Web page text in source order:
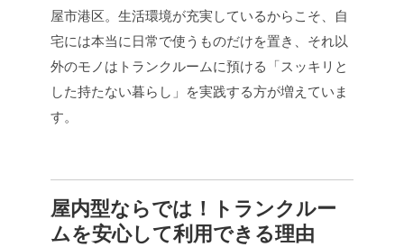
屋市港区。生活環境が充実しているからこそ、自
宅には本当に日常で使うものだけを置き、それ以
外のモノはトランクルームに預ける「スッキリと
した持たない暮らし」を実践する方が増えていま
す。
屋内型ならでは！トランクルー
ムを安心して利用できる理由